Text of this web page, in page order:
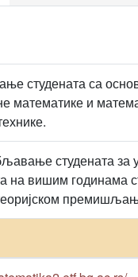
студената са
математике и
студената за
на вишим годинама